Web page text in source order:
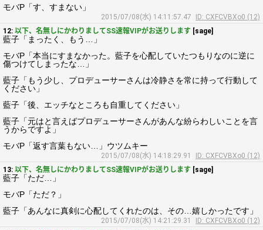
モバP「す、すまない」
2015/07/08(水) 14:11:57.47
ID: CXFCVBXo0 (12)
12: 以下、名無しにかわりましてSS速報VIPがお送りします [sage]
藍子「まったく、もう…」
モバP「本当にすまなかった。藍子を心配していたつもりなのに逆に
傷つけてしまったな…」
藍子「もう少し、プロデューサーさんは冷静さを常に持って行動して
ください」
藍子「後、エッチなところも自重してください」
藍子「元はと言えばプロデューサーさんがあんな紛らわしいことを言
うからですよ」
モバP「返す言葉もない…」ウツムキー
2015/07/08(水) 14:18:29.91
ID: CXFCVBXo0 (12)
13: 以下、名無しにかわりましてSS速報VIPがお送りします [sage]
藍子「ただ…」
モバP「ただ？」
藍子「あんなに真剣に心配してくれたのは、その…嬉しかったです」
2015/07/08(水) 14:21:29.31
ID: CXFCVBXo0 (12)